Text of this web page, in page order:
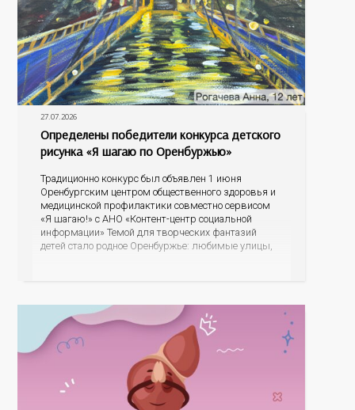
27.07.2026
Определены победители конкурса детского
рисунка «Я шагаю по Оренбуржью»
Традиционно конкурс был объявлен 1 июня
Оренбургским центром общественного здоровья и
медицинской профилактики совместно сервисом
«Я шагаю!» с АНО «Контент-центр социальной
информации» Темой для творческих фантазий
детей стало родное Оренбуржье: любимые улицы,